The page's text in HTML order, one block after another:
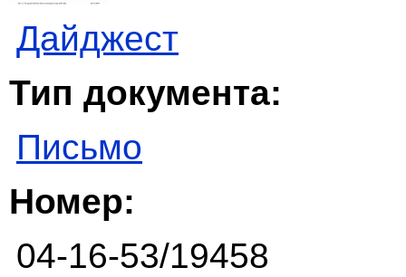
Дайджест
Тип документа:
Письмо
Номер:
04-16-53/19458